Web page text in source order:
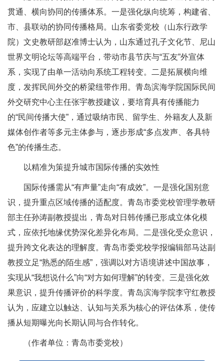
贯通、横向协同的传播体系。一是强化纵向统筹，构建省、
市、县联动的协同传播格局。山东省委党校（山东行政学
院）文史教研部赵准博士认为，山东通过孔子文化节、尼山
世界文明论坛等高端平台，带动市县节庆与“五友”外宣体
系，实现了由单一活动向系统工程转变。二是拓展横向维
度，发挥民间外交的桥梁纽带作用。青岛滨海学院国际民间
外交研究中心主任张宇教授建议，要培育具有传播能力
的“民间传播大使”，通过吸纳市民、留学生、外籍友人及新
媒体创作者等多元主体参与，逐步形成“多点发声、各具特
色”的传播生态。
以精准为策提升城市国际传播的实效性
国际传播需从“有声量”走向“有成效”。一是强化国别意
识，提升重点区域传播的适配度。青岛市委党校管理学教研
部主任孙涛副教授提出，青岛对日韩传播已形成立体化模
式，应依托地缘优势深化差异化布局。二是强化受众意识，
提升跨文化表达的理解度。青岛市委党校学报编辑部马达副
教授立足“熟悉的陌生感”，强调以对方语境讲述中国故事，
实现从“我想说什么”向“对方如何理解”的转变。三是强化效
果意识，提升传播评价的科学度。青岛滨海学院李守红教授
认为，应建立以触达、认知与关系为核心的评估体系，使传
播从短期曝光向长期认同与合作转化。
（作者单位：青岛市委党校）